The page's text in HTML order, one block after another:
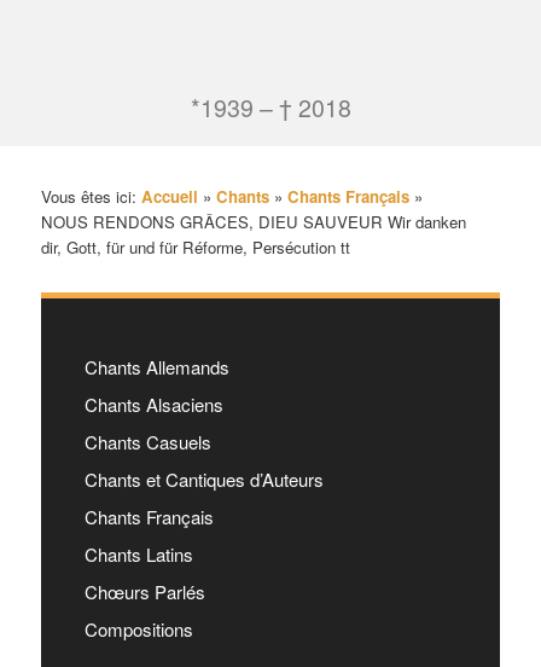
*1939 – † 2018
Vous êtes ici:Accueil »Chants »Chants Français »
NOUS RENDONS GRÂCES, DIEU SAUVEUR Wir danken
dir, Gott, für und für Réforme, Persécution tt
Chants Allemands
Chants Alsaciens
Chants Casuels
Chants et Cantiques d’Auteurs
Chants Français
Chants Latins
Chœurs Parlés
Compositions